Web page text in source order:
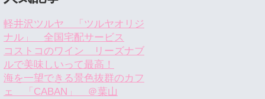
軽井沢ツルヤ 「ツルヤオリジ
ナル」 全国宅配サービス
コストコのワイン リーズナブ
ルで美味しいって最高！
海を一望できる景色抜群のカフ
ェ 「CABAN」 ＠葉山